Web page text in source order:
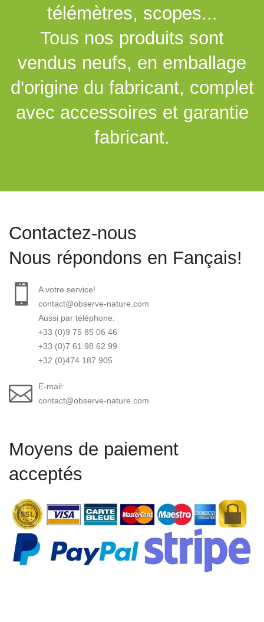
télémètres, scopes...
Tous nos produits sont
vendus neufs, en emballage
d'origine du fabricant, complet
avec accessoires et garantie
fabricant.
Moyens de paiement
acceptés
Contactez-nous
Nous répondons en Fançais!
A votre service!
contact@observe-nature.com
Aussi par téléphone:
+33 (0)9 75 85 06 46
+33 (0)7 61 98 62 99
+32 (0)474 187 905
E-mail:
contact@observe-nature.com